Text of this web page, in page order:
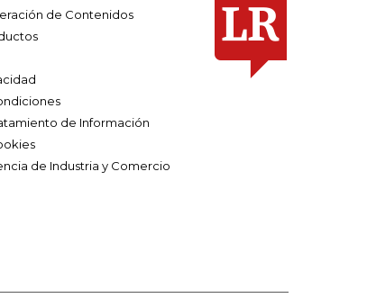
de Contenidos
de Información
de Industria y Comercio